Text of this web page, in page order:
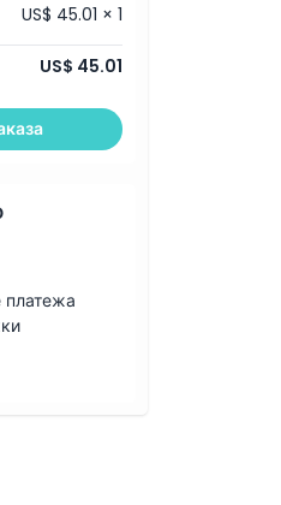
US$ 45.01 × 1
US$ 45.01